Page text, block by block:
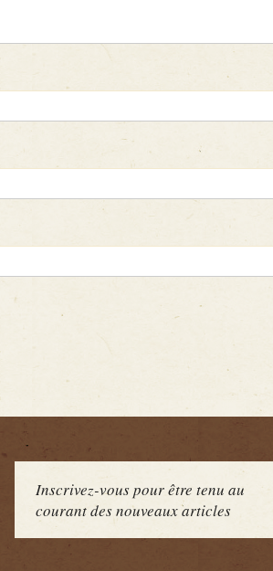
Inscrivez-vous pour être tenu au
courant des nouveaux articles